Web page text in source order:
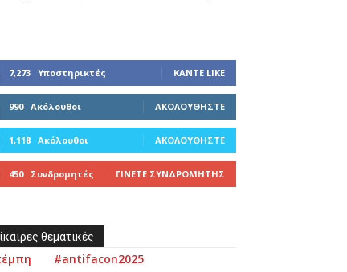
7,273 Υποστηρικτές ΚΆΝΤΕ LIKE
990 Ακόλουθοι ΑΚΟΛΟΥΘΉΣΤΕ
1,118 Ακόλουθοι ΑΚΟΛΟΥΘΉΣΤΕ
450 Συνδρομητές ΓΊΝΕΤΕ ΣΥΝΔΡΟΜΗΤΉΣ
θεματικές
#antifacon2025